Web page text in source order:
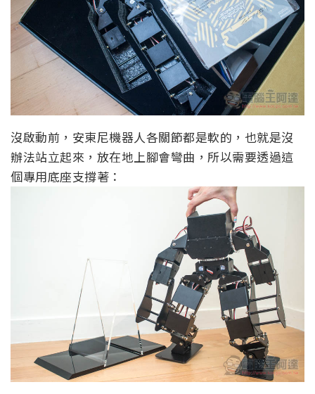
沒啟動前，安東尼機器人各關節都是軟的，也就是沒
辦法站立起來，放在地上腳會彎曲，所以需要透過這
個專用底座支撐著：